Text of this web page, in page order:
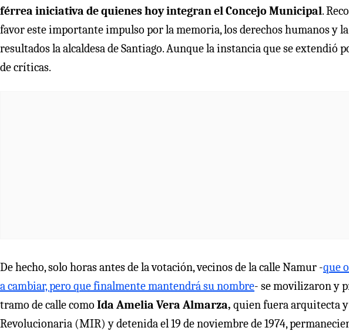
férrea iniciativa de quienes hoy integran el Concejo Municipal.
favor este importante impulso por la memoria, los derechos humanos y la
resultados la alcaldesa de Santiago. Aunque la instancia que se extendió
de críticas.
De hecho, solo horas antes de la votación, vecinos de la calle Namur -que
a cambiar, pero que finalmente mantendrá su nombre- se movilizaron y
tramo de calle como Ida Amelia Vera Almarza, quien fuera arquitecta
Revolucionaria (MIR) y detenida el 19 de noviembre de 1974,